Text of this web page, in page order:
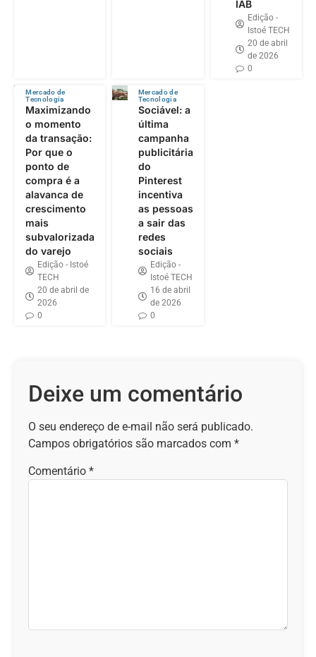
IAB
Edição -
Istoé TECH
20 de abril
de 2026
0
Mercado de
Tecnologia
Maximizando
o momento
da transação:
Por que o
ponto de
compra é a
alavanca de
crescimento
mais
subvalorizada
do varejo
Edição - Istoé
TECH
20 de abril de
2026
0
Mercado de
Tecnologia
Sociável: a
última
campanha
publicitária
do
Pinterest
incentiva
as pessoas
a sair das
redes
sociais
Edição -
Istoé TECH
16 de abril
de 2026
0
Deixe um comentário
O seu endereço de e-mail não será publicado.
Campos obrigatórios são marcados com *
Comentário *